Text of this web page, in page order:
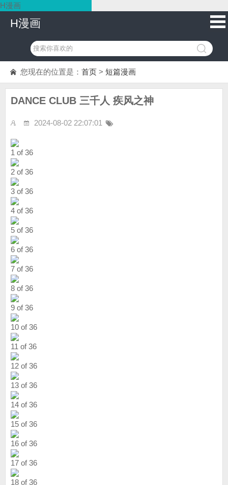
H漫画
H漫画
您现在的位置是： 首页 > 短篇漫画
DANCE CLUB 三千人 疾风之神
2024-08-02 22:07:01
1 of 36
2 of 36
3 of 36
4 of 36
5 of 36
6 of 36
7 of 36
8 of 36
9 of 36
10 of 36
11 of 36
12 of 36
13 of 36
14 of 36
15 of 36
16 of 36
17 of 36
18 of 36